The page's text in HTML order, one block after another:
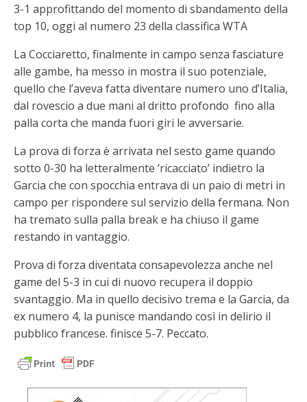
3-1 approfittando del momento di sbandamento della
top 10, oggi al numero 23 della classifica WTA
La Cocciaretto, finalmente in campo senza fasciature
alle gambe, ha messo in mostra il suo potenziale,
quello che l’aveva fatta diventare numero uno d’Italia,
dal rovescio a due mani al dritto profondo fino alla
palla corta che manda fuori giri le avversarie.
La prova di forza è arrivata nel sesto game quando
sotto 0-30 ha letteralmente ‘ricacciato’ indietro la
Garcia che con spocchia entrava di un paio di metri in
campo per rispondere sul servizio della fermana. Non
ha tremato sulla palla break e ha chiuso il game
restando in vantaggio.
Prova di forza diventata consapevolezza anche nel
game del 5-3 in cui di nuovo recupera il doppio
svantaggio. Ma in quello decisivo trema e la Garcia, da
ex numero 4, la punisce mandando così in delirio il
pubblico francese. finisce 5-7. Peccato.